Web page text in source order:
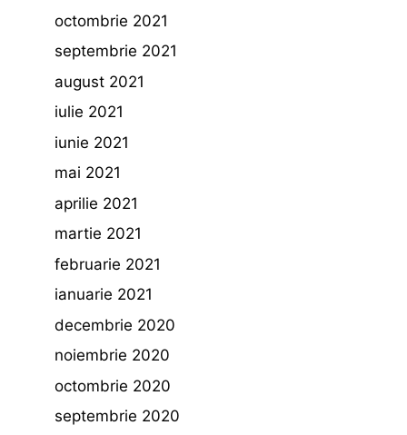
octombrie 2021
septembrie 2021
august 2021
iulie 2021
iunie 2021
mai 2021
aprilie 2021
martie 2021
februarie 2021
ianuarie 2021
decembrie 2020
noiembrie 2020
octombrie 2020
septembrie 2020